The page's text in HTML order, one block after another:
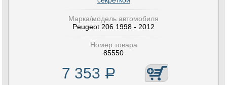
Марка/модель автомобиля
Peugeot 206 1998 - 2012
Номер товара
85550
7 353 Р